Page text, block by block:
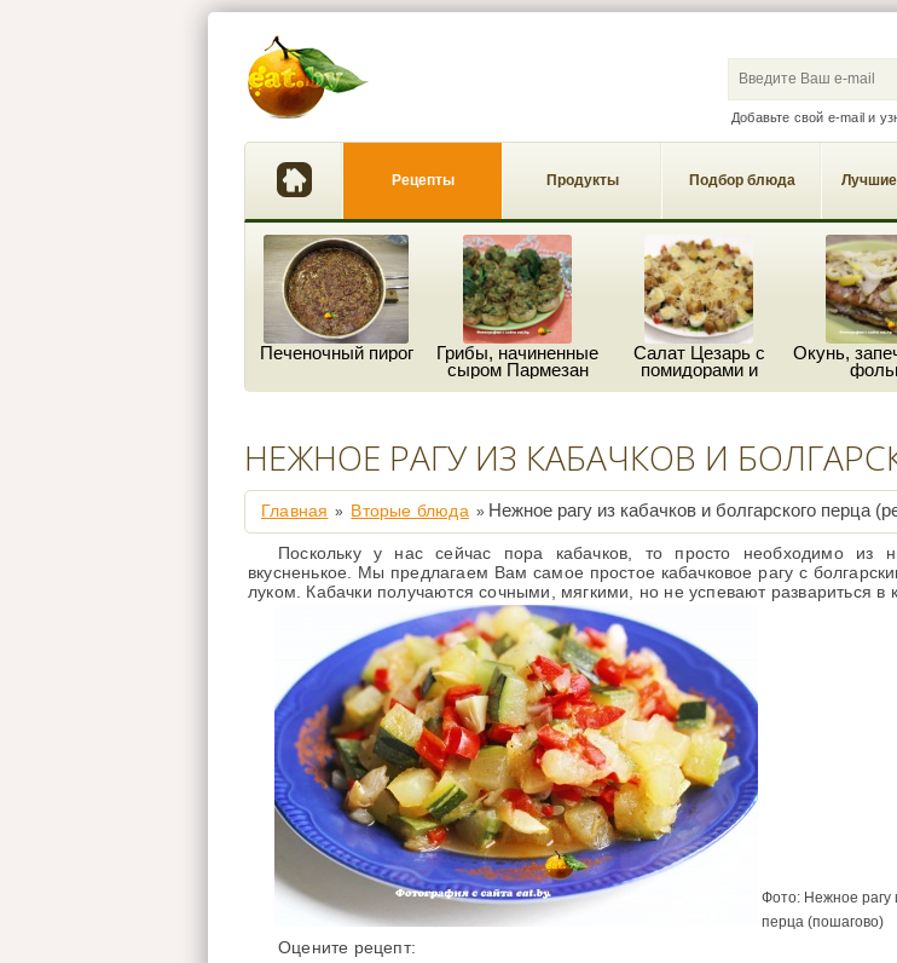
Добавьте свой e-mail и
Рецепты Продукты Подбор блюда
Печеночный пирог
Грибы, начиненные
сыром Пармезан
Салат Цезарь с
помидорами и
Окунь,
НЕЖНОЕ РАГУ ИЗ КАБАЧКОВ И
Главная » Вторые блюда » Нежное рагу из кабачков и болгарского перца
Поскольку у нас сейчас пора кабачков, то просто необходимо из
вкусненькое. Мы предлагаем Вам самое простое кабачковое рагу с
луком. Кабачки получаются сочными, мягкими, но не успевают развариться в
Фото: Нежное рагу
перца (пошагово)
Оцените рецепт: